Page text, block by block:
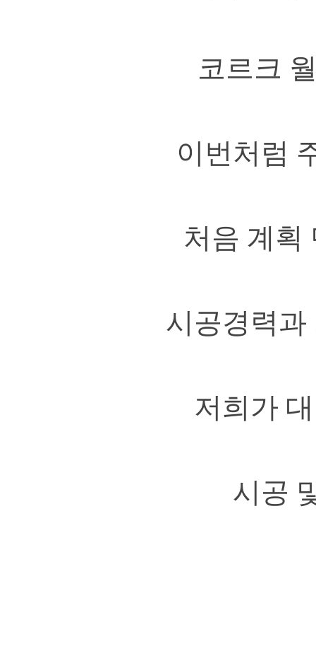
코르크
이번처럼
처음 계획
시공경력과
저희가
시공